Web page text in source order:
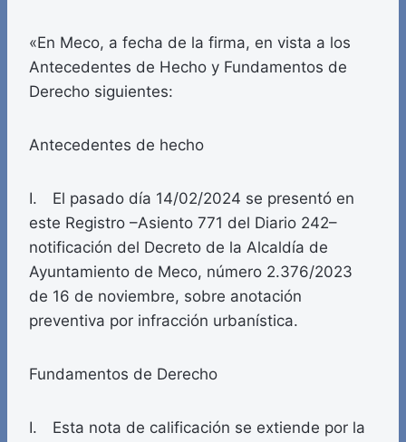
«En Meco, a fecha de la firma, en vista a los
Antecedentes de Hecho y Fundamentos de
Derecho siguientes:
Antecedentes de hecho
I. El pasado día 14/02/2024 se presentó en
este Registro –Asiento 771 del Diario 242–
notificación del Decreto de la Alcaldía de
Ayuntamiento de Meco, número 2.376/2023
de 16 de noviembre, sobre anotación
preventiva por infracción urbanística.
Fundamentos de Derecho
I. Esta nota de calificación se extiende por la